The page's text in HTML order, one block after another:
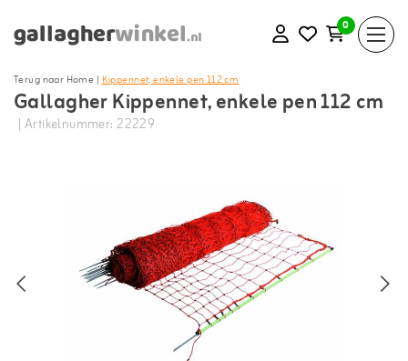
0
Terug naar Home |Kippennet, enkele pen 112 cm
Gallagher Kippennet, enkele pen 112 cm
| Artikelnummer: 22229